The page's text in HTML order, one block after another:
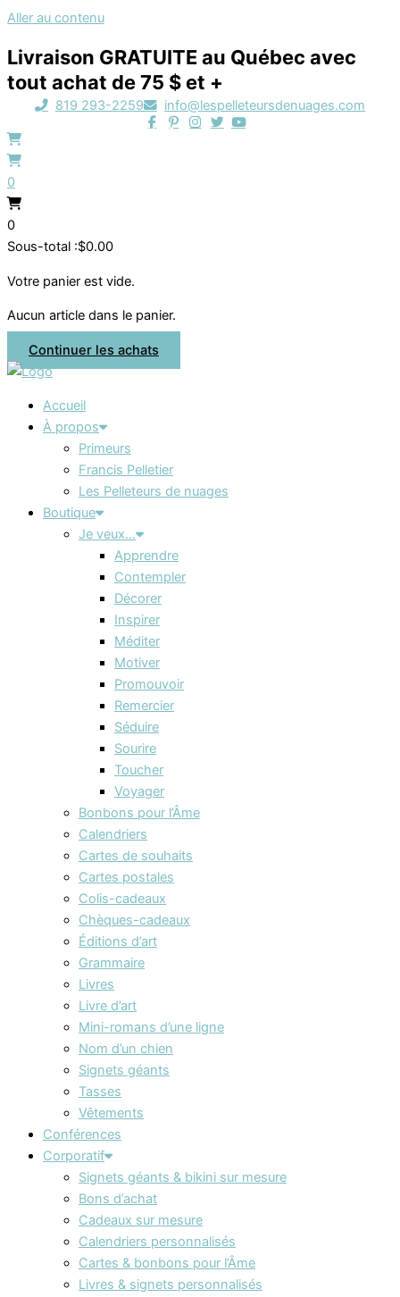
Aller au contenu
Livraison GRATUITE au Québec avec
tout achat de 75 $ et +
819 293-2259 info@lespelleteursdenuages.com
0
0
Sous-total :$0.00
Votre panier est vide.
Aucun article dans le panier.
Continuer les achats
Accueil
À propos
Primeurs
Francis Pelletier
Les Pelleteurs de nuages
Boutique
Je veux…
Apprendre
Contempler
Décorer
Inspirer
Méditer
Motiver
Promouvoir
Remercier
Séduire
Sourire
Toucher
Voyager
Bonbons pour l’Âme
Calendriers
Cartes de souhaits
Cartes postales
Colis-cadeaux
Chèques-cadeaux
Éditions d’art
Grammaire
Livres
Livre d’art
Mini-romans d’une ligne
Nom d’un chien
Signets géants
Tasses
Vêtements
Conférences
Corporatif
Signets géants & bikini sur mesure
Bons d’achat
Cadeaux sur mesure
Calendriers personnalisés
Cartes & bonbons pour l’Âme
Livres & signets personnalisés